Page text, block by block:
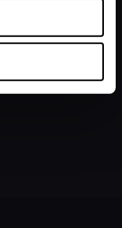
088‑231